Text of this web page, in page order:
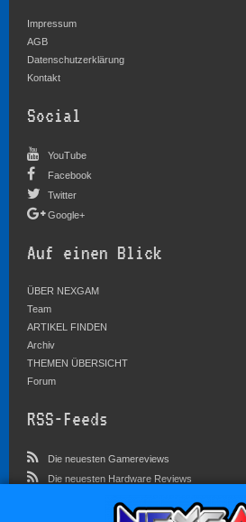
Impressum
AGB
Datenschutzerklärung
Kontakt
Social
YouTube
Facebook
Twitter
Google+
Auf einen Blick
ÜBER NEXGAM
Team
ARTIKEL FINDEN
Archiv
THEMEN ÜBERSICHT
Forum
RSS-Feeds
Die neuesten Gamereviews
Die neuesten Hardware Reviews